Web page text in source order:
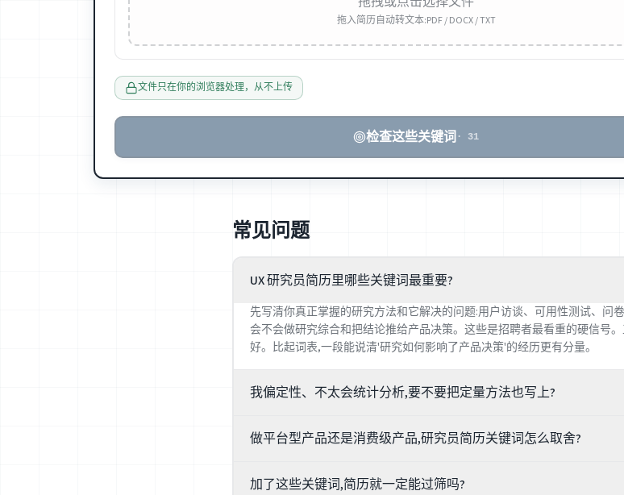
拖入简历自动转文本:PDF / DOCX / TXT
文件只在你的浏览器处理，从不上传
检查这些关键词 · 31
常见问题
UX 研究员简历里哪些关键词最重要?
先写清你真正掌握的研究方法和它解决的问题:用户访谈、可用性测试、问
会不会做研究综合和把结论推给产品决策。这些是招聘者最看重的硬信号
好。比起词表,一段能说清'研究如何影响了产品决策'的经历更有分量。
我偏定性、不太会统计分析,要不要把定量方法也写上?
补的人。如果目标岗位明确要求定量能力,与其在简历上注水,不如先补一
做平台型产品还是消费级产品,研究员简历关键词怎么取舍?
复杂工作流研究、ResearchOps;消费级常看重大样本定量、A/B 测试、行
加了这些关键词,简历就一定能过筛吗?